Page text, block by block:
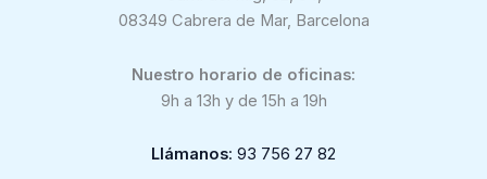
08349 Cabrera de Mar, Barcelona
Nuestro horario de oficinas:
9h a 13h y de 15h a 19h
Llámanos: 93 756 27 82